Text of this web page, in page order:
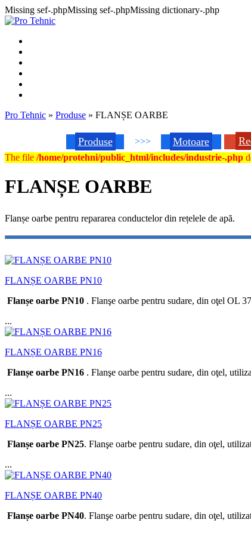
Missing sef-.phpMissing sef-.phpMissing dictionary-.php
Pro Tehnic » Produse » FLANȘE OARBE
Produse >>> Motoare
The file /home/protehni/public_html/includes/industrie-.php
FLANȘE OARBE
Flanșe oarbe pentru repararea conductelor din rețelele de apă.
FLANȘE OARBE PN10
Flanșe oarbe PN10 . Flanşe oarbe pentru sudare, din oţel OL
...
FLANȘE OARBE PN16
Flanșe oarbe PN16 . Flanşe oarbe pentru sudare, din oţel,
...
FLANȘE OARBE PN25
Flanșe oarbe PN25. Flanşe oarbe pentru sudare, din oţel,
...
FLANȘE OARBE PN40
Flanșe oarbe PN40. Flanşe oarbe pentru sudare, din oţel,